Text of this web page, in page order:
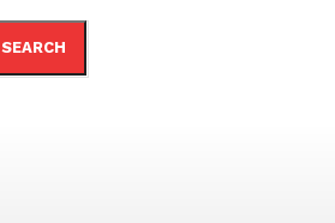
SEARCH